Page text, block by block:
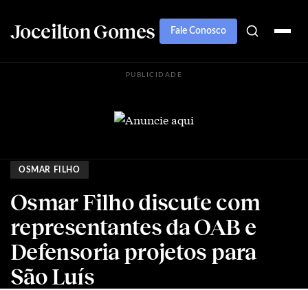
Joceilton Gomes Fale Conosco
PUBLICIDADE
OSMAR FILHO
Osmar Filho discute com
representantes da OAB e
Defensoria projetos para
São Luís